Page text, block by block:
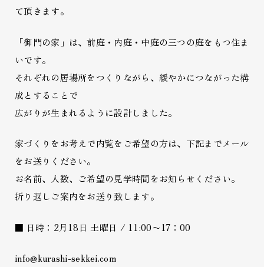
て頂きます。
「御門の家」は、前庭・内庭・中庭の三つの庭をもつ住ま
いです。
それぞれの居場所をつくりながら、緩やかにつながった構
成とすることで
広がりが生まれるように設計しました。
家づくりをお考えで内覧をご希望の方は、下記までメール
をお送りください。
お名前、人数、ご希望の見学時間をお知らせください。
折り返しご案内をお送り致します。
■ 日時：2月18日 土曜日 / 11:00〜17：00
info@kurashi-sekkei.com